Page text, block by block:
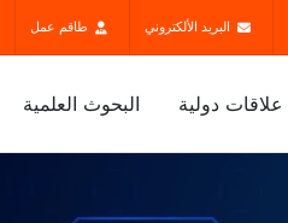
البريد الألكتروني طاقم عمل
علاقات دولية البحوث العلمية